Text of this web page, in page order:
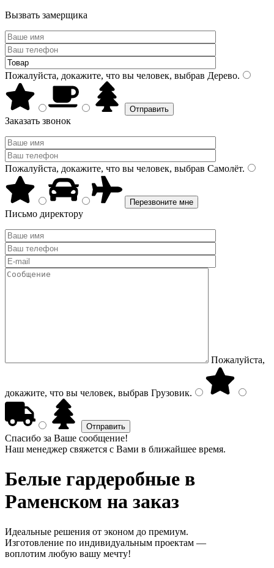
Вызвать замерщика
Пожалуйста, докажите, что вы человек, выбрав Дерево.
Заказать звонок
Пожалуйста, докажите, что вы человек, выбрав Самолёт.
Письмо директору
Пожалуйста,
докажите, что вы человек, выбрав Грузовик.
Спасибо за Ваше сообщение!
Наш менеджер свяжется с Вами в ближайшее время.
Белые гардеробные в
Раменском на заказ
Идеальные решения от эконом до премиум.
Изготовление по индивидуальным проектам —
воплотим любую вашу мечту!